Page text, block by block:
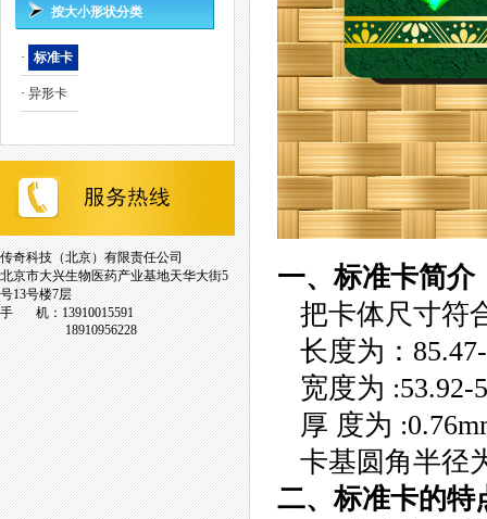
按大小形状分类
· 标准卡
· 异形卡
传奇科技（北京）有限责任公司
北京市大兴生物医药产业基地天华大街5
号13号楼7层
手 机：13910015591
18910956228
一、标准卡简介
把卡体尺寸符
长度为：
宽度为 :53.92-
厚 度为
卡基圆角半径
二、标准卡的特